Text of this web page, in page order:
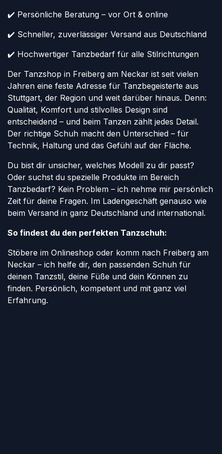
✔️ Persönliche Beratung – vor Ort & online
✔️ Schneller, zuverlässiger Versand aus Deutschland
✔️ Hochwertiger Tanzbedarf für alle Stilrichtungen
Der Tanzshop in Freiberg am Neckar ist seit vielen
Jahren eine feste Adresse für Tanzbegeisterte aus
Stuttgart, der Region und weit darüber hinaus. Denn:
Qualität, Komfort und stilvolles Design sind
entscheidend – und beim Tanzen zählt jedes Detail.
Der richtige Schuh macht den Unterschied – für
Technik, Haltung und das Gefühl auf der Fläche.
Du bist dir unsicher, welches Modell zu dir passt?
Oder suchst du spezielle Produkte im Bereich
Tanzbedarf? Kein Problem – ich nehme mir persönlich
Zeit für deine Fragen. Im Ladengeschäft genauso wie
beim Versand in ganz Deutschland und international.
So findest du den perfekten Tanzschuh:
Stöbere im Onlineshop oder komm nach Freiberg am
Neckar – ich helfe dir, den passenden Schuh für
deinen Tanzstil, deine Füße und dein Können zu
finden. Persönlich, kompetent und mit ganz viel
Erfahrung.